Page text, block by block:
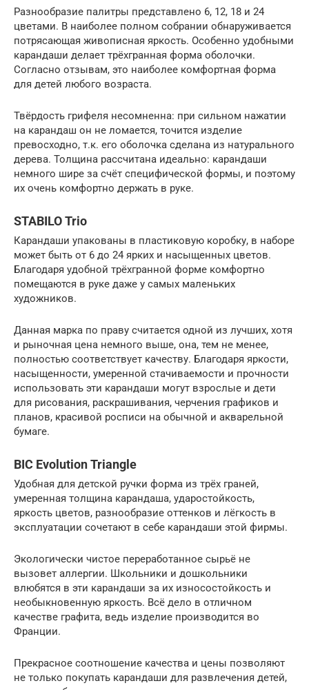
Разнообразие палитры представлено 6, 12, 18 и 24
цветами. В наиболее полном собрании обнаруживается
потрясающая живописная яркость. Особенно удобными
карандаши делает трёхгранная форма оболочки.
Согласно отзывам, это наиболее комфортная форма
для детей любого возраста.
Твёрдость грифеля несомненна: при сильном нажатии
на карандаш он не ломается, точится изделие
превосходно, т.к. его оболочка сделана из натурального
дерева. Толщина рассчитана идеально: карандаши
немного шире за счёт специфической формы, и поэтому
их очень комфортно держать в руке.
STABILO Trio
Карандаши упакованы в пластиковую коробку, в наборе
может быть от 6 до 24 ярких и насыщенных цветов.
Благодаря удобной трёхгранной форме комфортно
помещаются в руке даже у самых маленьких
художников.
Данная марка по праву считается одной из лучших, хотя
и рыночная цена немного выше, она, тем не менее,
полностью соответствует качеству. Благодаря яркости,
насыщенности, умеренной стачиваемости и прочности
использовать эти карандаши могут взрослые и дети
для рисования, раскрашивания, черчения графиков и
планов, красивой росписи на обычной и акварельной
бумаге.
BIC Evolution Triangle
Удобная для детской ручки форма из трёх граней,
умеренная толщина карандаша, ударостойкость,
яркость цветов, разнообразие оттенков и лёгкость в
эксплуатации сочетают в себе карандаши этой фирмы.
Экологически чистое переработанное сырьё не
вызовет аллергии. Школьники и дошкольники
влюбятся в эти карандаши за их износостойкость и
необыкновенную яркость. Всё дело в отличном
качестве графита, ведь изделие производится во
Франции.
Прекрасное соотношение качества и цены позволяют
не только покупать карандаши для развлечения детей,